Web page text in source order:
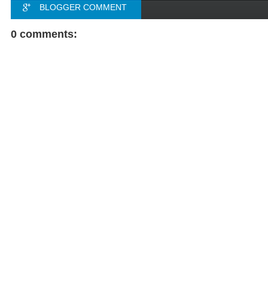
BLOGGER COMMENT
FACEBOOK COMMENT
0 comments: